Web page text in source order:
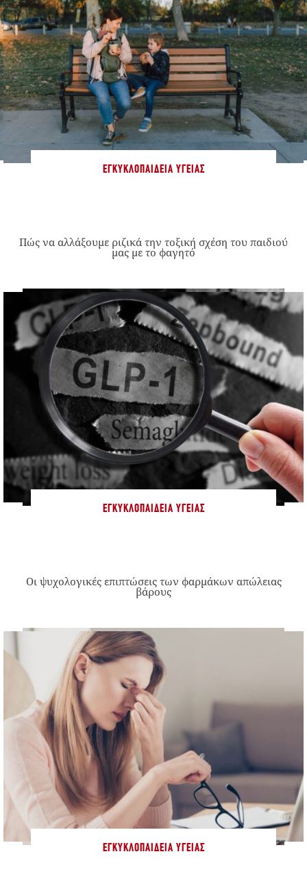
ΕΓΚΥΚΛΟΠΑΊΔΕΙΑ ΥΓΕΊΑΣ
Πώς να αλλάξουμε ριζικά την τοξική σχέση του παιδιού
μας με το φαγητό
ΕΓΚΥΚΛΟΠΑΊΔΕΙΑ ΥΓΕΊΑΣ
Οι ψυχολογικές επιπτώσεις των φαρμάκων απώλειας
βάρους
ΕΓΚΥΚΛΟΠΑΊΔΕΙΑ ΥΓΕΊΑΣ